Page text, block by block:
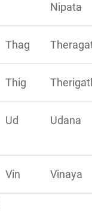
Nipata
Thag
Thig
Ud Udana
Vin Vinaya